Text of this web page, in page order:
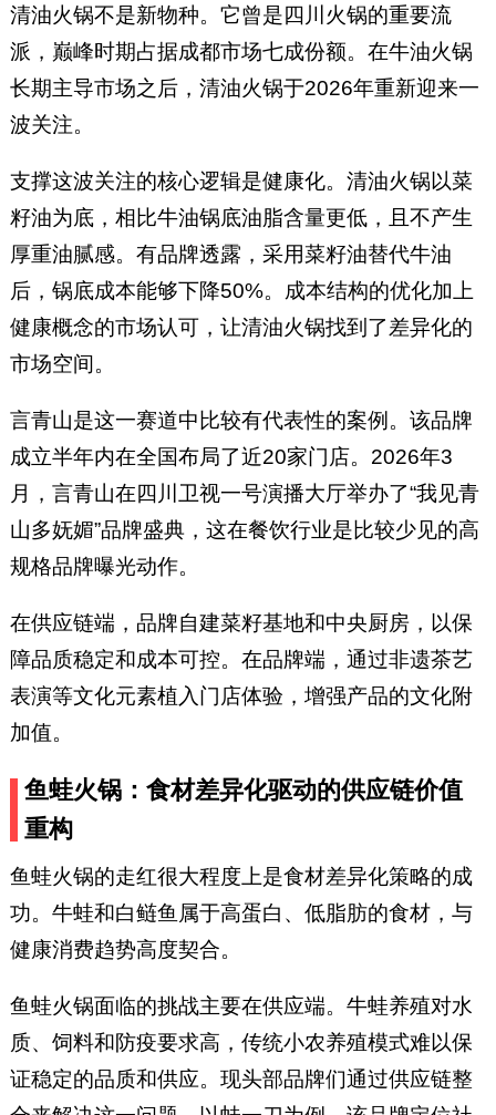
清油火锅不是新物种。它曾是四川火锅的重要流
派，巅峰时期占据成都市场七成份额。在牛油火锅
长期主导市场之后，清油火锅于2026年重新迎来一
波关注。
支撑这波关注的核心逻辑是健康化。清油火锅以菜
籽油为底，相比牛油锅底油脂含量更低，且不产生
厚重油腻感。有品牌透露，采用菜籽油替代牛油
后，锅底成本能够下降50%。成本结构的优化加上
健康概念的市场认可，让清油火锅找到了差异化的
市场空间。
言青山是这一赛道中比较有代表性的案例。该品牌
成立半年内在全国布局了近20家门店。2026年3
月，言青山在四川卫视一号演播大厅举办了“我见青
山多妩媚”品牌盛典，这在餐饮行业是比较少见的高
规格品牌曝光动作。
在供应链端，品牌自建菜籽基地和中央厨房，以保
障品质稳定和成本可控。在品牌端，通过非遗茶艺
表演等文化元素植入门店体验，增强产品的文化附
加值。
鱼蛙火锅：食材差异化驱动的供应链价值
重构
鱼蛙火锅的走红很大程度上是食材差异化策略的成
功。牛蛙和白鲢鱼属于高蛋白、低脂肪的食材，与
健康消费趋势高度契合。
鱼蛙火锅面临的挑战主要在供应端。牛蛙养殖对水
质、饲料和防疫要求高，传统小农养殖模式难以保
证稳定的品质和供应。现头部品牌们通过供应链整